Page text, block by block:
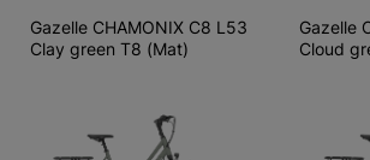
Gazelle CHAMONIX C8 L53
Clay green T8 (Mat)
Gazelle
Cloud